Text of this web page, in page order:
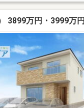
3899万円・3999万円